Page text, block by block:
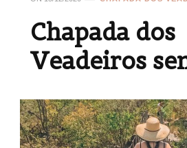
Chapada dos
Veadeiros